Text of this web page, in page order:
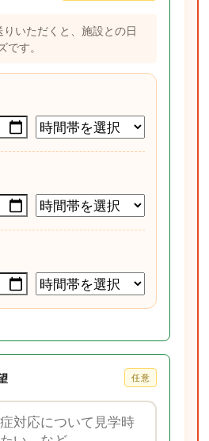
いただくと、施設との日
です。
任意